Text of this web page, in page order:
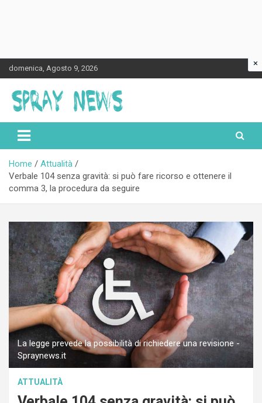
Skip
to
content
domenica, Agosto 9, 2026
Spraynews.it
Home
Attualità
Verbale 104 senza gravità: si può fare ricorso e ottenere il
comma 3, la procedura da seguire
La legge prevede la possibilità di richiedere una revisione -
Spraynews.it
ATTUALITÀ
×